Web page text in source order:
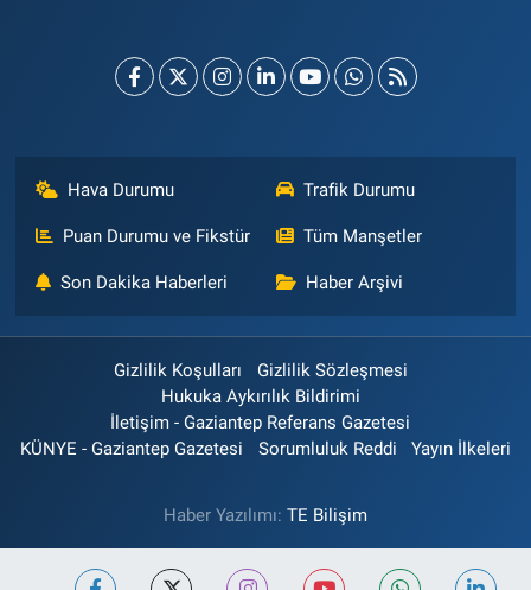
Hava Durumu Trafik Durumu
Puan Durumu ve Fikstür Tüm Manşetler
Son Dakika Haberleri Haber Arşivi
Gizlilik Koşulları
Gizlilik Sözleşmesi
Hukuka Aykırılık Bildirimi
İletişim - Gaziantep Referans Gazetesi
KÜNYE - Gaziantep Gazetesi
Sorumluluk Reddi Yayın İlkeleri
Haber Yazılımı: TE Bilişim